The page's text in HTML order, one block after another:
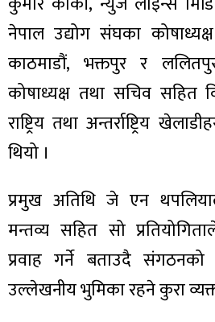
नेपाल उद्योग संघका
काठमाडौं, भक्तपुर र
कोषाध्यक्ष तथा सचिव सहित
राष्ट्रिय तथा अन्तर्राष्ट्रिय
थियो ।
प्रमुख अतिथि जे एन
मन्तव्य सहित सो
प्रवाह गर्ने बताउदै संगठनको
उल्लेखनीय भुमिका रहने कुरा